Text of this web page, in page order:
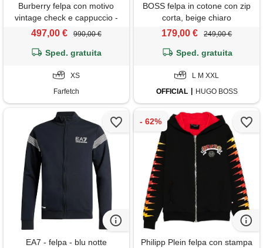
Burberry felpa con motivo
vintage check e cappuccio -
marrone
497,00 € 990,00 €
Sped. gratuita
XS
Farfetch
BOSS felpa in cotone con zip
corta, beige chiaro
179,00 € 249,00 €
Sped. gratuita
L M XXL
OFFICIAL
HUGO BOSS
EA7 - felpa - blu notte
Philipp Plein felpa con stampa